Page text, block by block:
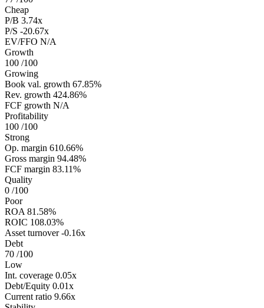
Cheap
P/B 3.74x
P/S -20.67x
EV/FFO N/A
Growth
100 /100
Growing
Book val. growth 67.85%
Rev. growth 424.86%
FCF growth N/A
Profitability
100 /100
Strong
Op. margin 610.66%
Gross margin 94.48%
FCF margin 83.11%
Quality
0 /100
Poor
ROA 81.58%
ROIC 108.03%
Asset turnover -0.16x
Debt
70 /100
Low
Int. coverage 0.05x
Debt/Equity 0.01x
Current ratio 9.66x